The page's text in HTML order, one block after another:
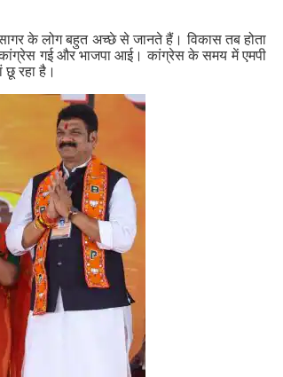
के लोग बहुत अच्छे से जानते हैं। विकास तब होता
कांग्रेस गई और भाजपा आई। कांग्रेस के समय में एमपी
छू रहा है।